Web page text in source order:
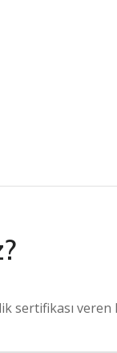
sertifikası veren